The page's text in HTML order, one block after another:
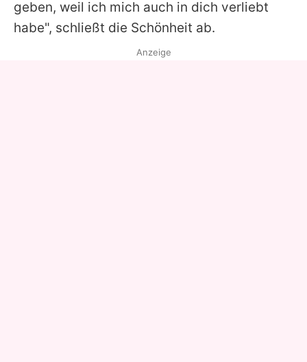
geben, weil ich mich auch in dich verliebt
habe", schließt die Schönheit ab.
Anzeige